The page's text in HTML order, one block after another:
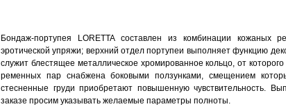
Бондаж-портупея LORETTA составлен из комбинации кожаных
эротической упряжи; верхний отдел портупеи выполняет функцию
служит блестящее металлическое хромированное кольцо, от
ременных пар снабжена боковыми ползунками, смещением
стесненные груди приобретают повышенную чувствительность.
заказе просим указывать желаемые параметры полноты.